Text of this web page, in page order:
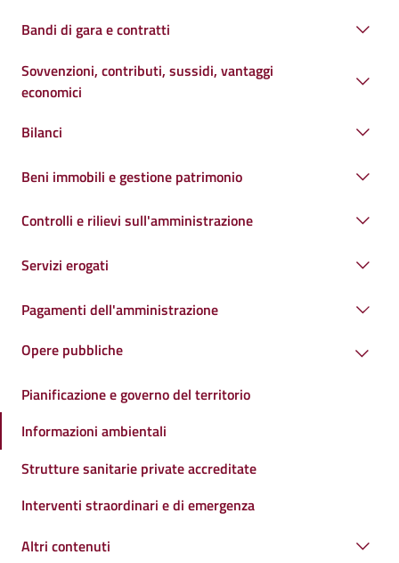
Bandi di gara e contratti
Sovvenzioni, contributi, sussidi, vantaggi
economici
Bilanci
Beni immobili e gestione patrimonio
Controlli e rilievi sull'amministrazione
Servizi erogati
Pagamenti dell'amministrazione
Opere pubbliche
Pianificazione e governo del territorio
Informazioni ambientali
Strutture sanitarie private accreditate
Interventi straordinari e di emergenza
Altri contenuti